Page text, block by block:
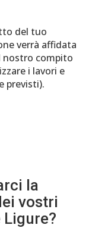
del tuo
verrà affidata
nostro compito
i lavori e
previsti).
la
vostri